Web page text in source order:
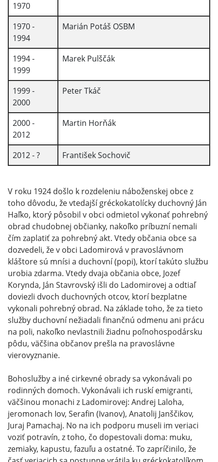
1970
1970 -
1994
Marián Potáš OSBM
1994 -
1999
Marek Pulščák
1999 -
2000
Peter Tkáč
2000 -
2012
Martin Horňák
2012 - ? František Sochovič
V roku 1924 došlo k rozdeleniu náboženskej obce z
toho dôvodu, že vtedajší gréckokatolícky duchovný Ján
Haľko, ktorý pôsobil v obci odmietol vykonať pohrebný
obrad chudobnej občianky, nakoľko príbuzní nemali
čím zaplatiť za pohrebný akt. Vtedy občania obce sa
dozvedeli, že v obci Ladomirová v pravoslávnom
kláštore sú mnísi a duchovní (popi), ktorí takúto službu
urobia zdarma. Vtedy dvaja občania obce, Jozef
Korynda, Ján Stavrovský išli do Ladomirovej a odtiaľ
doviezli dvoch duchovných otcov, ktorí bezplatne
vykonali pohrebný obrad. Na základe toho, že za tieto
služby duchovní nežiadali finančnú odmenu ani prácu
na poli, nakoľko nevlastnili žiadnu poľnohospodársku
pôdu, väčšina občanov prešla na pravoslávne
vierovyznanie.
Bohoslužby a iné cirkevné obrady sa vykonávali po
rodinných domoch. Vykonávali ich ruskí emigranti,
väčšinou monachi z Ladomirovej: Andrej Laloha,
jeromonach Iov, Serafin (Ivanov), Anatolij Janščikov,
Juraj Pamachaj. No na ich podporu museli im veriaci
voziť potravín, z toho, čo dopestovali doma: muku,
zemiaky, kapustu, fazuľu a ostatné. To zapríčinilo, že